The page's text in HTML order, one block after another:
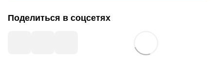
Поделиться в соцсетях